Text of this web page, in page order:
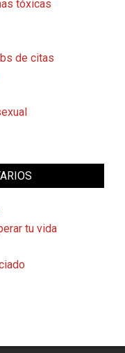
tóxicas
de citas
tu vida